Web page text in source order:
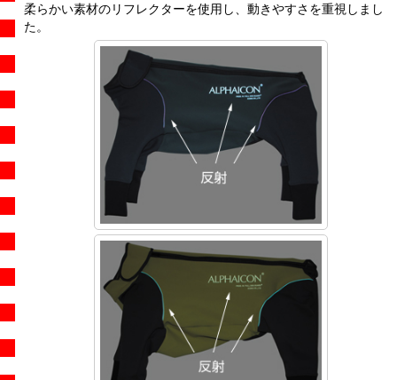
柔らかい素材のリフレクターを使用し、動きやすさを重視しまし
た。